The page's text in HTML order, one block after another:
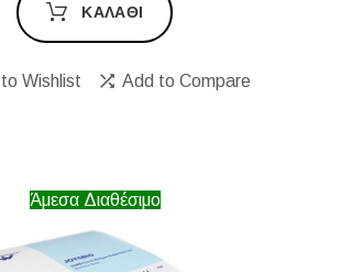
ΚΑΛΆΘΙ
Wishlist Add to Compare
Άμεσα Διαθέσιμο